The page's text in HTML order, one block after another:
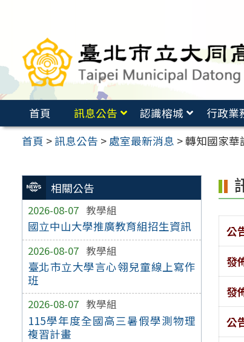
要
容
首頁 訊息公告 認識榕城 行政業
首頁 >訊息公告 > 處室最新消息 >轉知國家華
相關公告
2026-08-07 教學組
國立中山大學推廣教育組招生資訊
2026-08-07 教學組
臺北市立大學言心翎兒童線上寫作
班
2026-08-07 教學組
115學年度全國高三暑假學測物理
複習計畫
公
發
發
公